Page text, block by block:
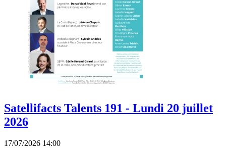
Satellifacts Talents 191 - Lundi 20 juillet
2026
17/07/2026 14:00